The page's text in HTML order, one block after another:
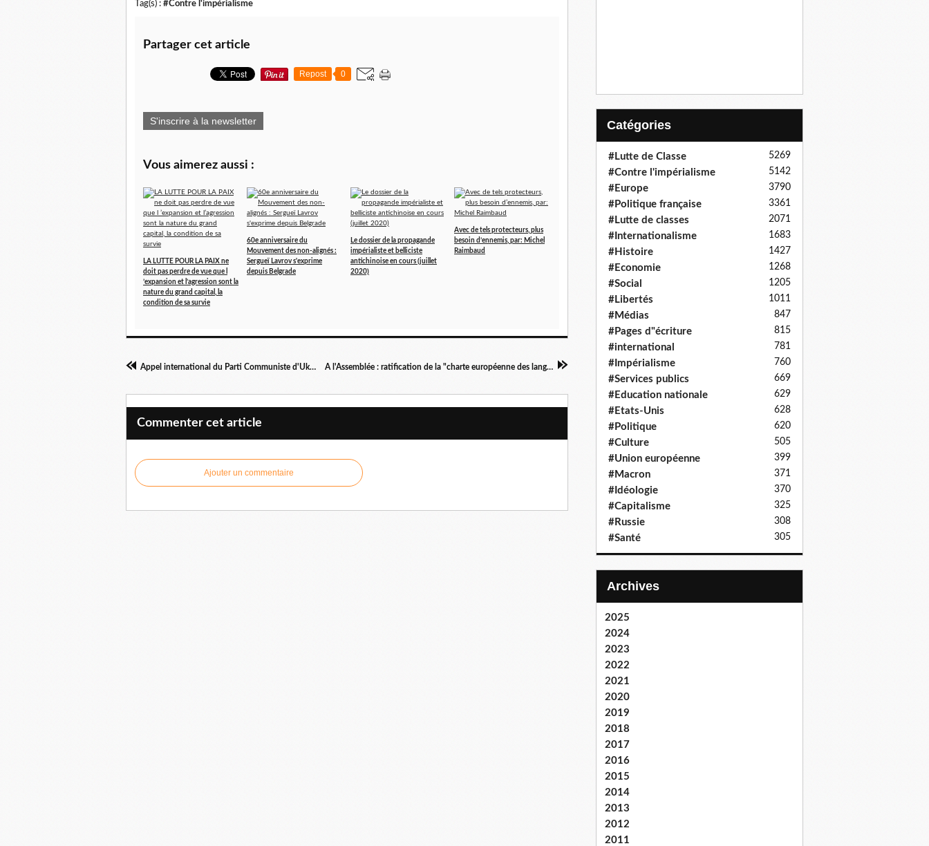
Tag(s) : #Contre l'impérialisme
Partager cet article
Repost 0
S'inscrire à la newsletter
Vous aimerez aussi :
LA LUTTE POUR LA PAIX ne
doit pas perdre de vue que l
’expansion et l’agression sont la
nature du grand capital, la
condition de sa survie
60e anniversaire du
Mouvement des non-alignés :
Sergueï Lavrov s'exprime
depuis Belgrade
Le dossier de la propagande
impérialiste et belliciste
antichinoise en cours (juillet
2020)
Avec de tels protecteurs, plus
besoin d’ennemis, par: Michel
Raimbaud
Appel international du Parti Communiste d'Ukraine aux partis communistes, ouvriers et de gauche A l'Assemblée : ratification de la "charte européenne des langues régionales", des députés PCF, trois seulement votent CONTRE
Commenter cet article
Ajouter un commentaire
Catégories
#Lutte de Classe 5269
#Contre l'impérialisme 5142
#Europe 3790
#Politique française 3361
#Lutte de classes 2071
#Internationalisme 1683
#Histoire 1427
#Economie 1268
#Social 1205
#Libertés 1011
#Médias 847
#Pages d"écriture 815
#international 781
#Impérialisme 760
#Services publics 669
#Education nationale 629
#Etats-Unis 628
#Politique 620
#Culture 505
#Union européenne 399
#Macron 371
#Idéologie 370
#Capitalisme 325
#Russie 308
#Santé 305
Archives
2025
2024
2023
2022
2021
2020
2019
2018
2017
2016
2015
2014
2013
2012
2011